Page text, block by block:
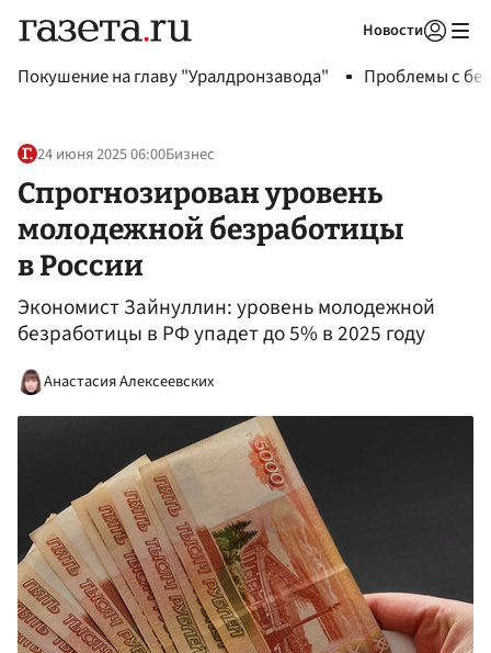
Новости
Покушение на главу "Уралдронзавода" Проблемы с
24 июня 2025 06:00Бизнес
Спрогнозирован уровень
молодежной безработицы
в России
Экономист Зайнуллин: уровень молодежной
безработицы в РФ упадет до 5% в 2025 году
Анастасия Алексеевских